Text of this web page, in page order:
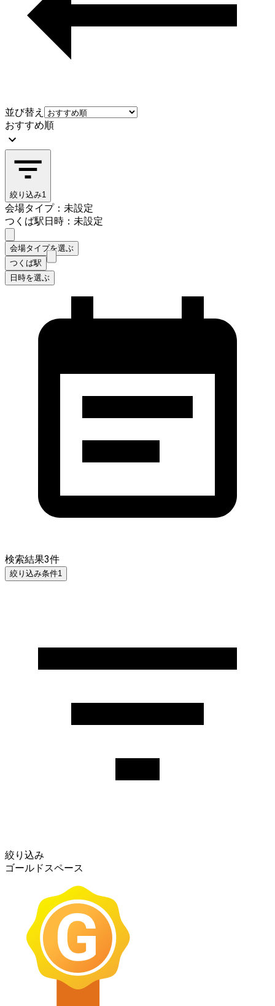
並び替え
おすすめ順
絞り込み1
会場タイプ：未設定
つくば駅日時：未設定
会場タイプを選ぶ
つくば駅
日時を選ぶ
検索結果3件
絞り込み条件1
絞り込み
ゴールドスペース